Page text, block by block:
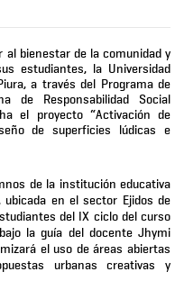
al bienestar de la comunidad y
estudiantes, la Universidad
a través del Programa de
de Responsabilidad Social
el proyecto “Activación de
de superficies lúdicas e
de la institución educativa
ubicada en el sector Ejidos de
del IX ciclo del curso
la guía del docente Jhymi
el uso de áreas abiertas
urbanas creativas y